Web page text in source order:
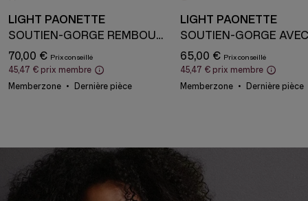
LIGHT PAONETTE
SOUTIEN-GORGE REMBOURRÉ AVEC ARMATURE
70,00 €
45,47 € prix membre
Memberzone
Dernière pièce
LIGHT PAONETTE
65,00 €
45,47 € prix membre
Memberzone
Dernière pièce